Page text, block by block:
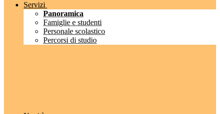
Servizi
Panoramica
Famiglie e studenti
Personale scolastico
Percorsi di studio